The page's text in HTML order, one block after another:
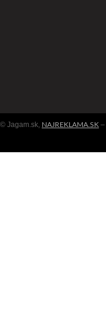
© Jagam.sk, NAJREKLAMA.SK –